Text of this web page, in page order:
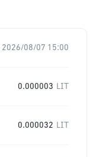
2026/08/07 15:00
0.000003 LIT
0.000032 LIT